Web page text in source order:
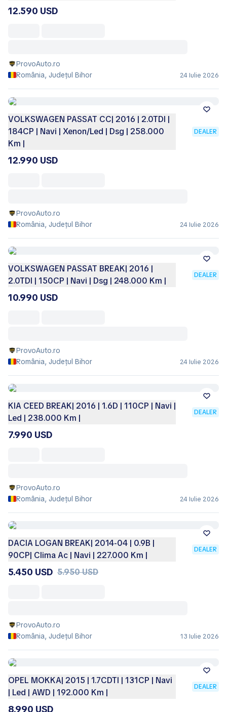
12.590 USD
ProvoAuto.ro
România, Județul Bihor
24 Iulie 2026
VOLKSWAGEN PASSAT CC| 2016 | 2.0TDI |
184CP | Navi | Xenon/Led | Dsg | 258.000
Km |
DEALER
12.990 USD
ProvoAuto.ro
România, Județul Bihor
24 Iulie 2026
VOLKSWAGEN PASSAT BREAK| 2016 |
2.0TDI | 150CP | Navi | Dsg | 248.000 Km |
DEALER
10.990 USD
ProvoAuto.ro
România, Județul Bihor
24 Iulie 2026
KIA CEED BREAK| 2016 | 1.6D | 110CP | Navi |
Led | 238.000 Km |
DEALER
7.990 USD
ProvoAuto.ro
România, Județul Bihor
24 Iulie 2026
DACIA LOGAN BREAK| 2014-04 | 0.9B |
90CP| Clima Ac | Navi | 227.000 Km |
DEALER
5.450 USD 5.950 USD
ProvoAuto.ro
România, Județul Bihor
13 Iulie 2026
OPEL MOKKA| 2015 | 1.7CDTI | 131CP | Navi
| Led | AWD | 192.000 Km |
DEALER
8.990 USD